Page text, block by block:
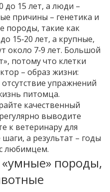
до 15 лет, а люди –
причины – генетика и
породы, такие как
15‑20 лет, а крупные,
около 7‑9 лет. Большой
потому что клетки
– образ жизни:
упражнений
питомца.
качественный
выводите
к ветеринару для
а результат – годы
любимцем.
породы,